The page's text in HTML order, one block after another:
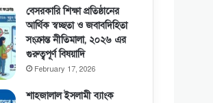
বেসরকারি শিক্ষা প্রতিষ্ঠানের
আর্থিক স্বচ্ছতা ও জবাবদিহিতা
সংক্রান্ত নীতিমালা, ২০২৬ এর
গুরুত্বপূর্ণ বিষয়াদি
February 17, 2026
শাহজালাল ইসলামী ব্যাংক